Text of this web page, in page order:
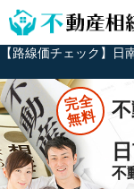
【路線価チェック】日
完全
無料
不